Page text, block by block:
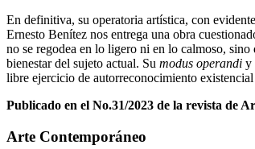
En definitiva, su operatoria artística, con
Ernesto Benítez nos entrega una obra
no se regodea en lo ligero ni en lo calmoso,
bienestar del sujeto actual. Su modus operandi y
libre ejercicio de autorreconocimiento
Publicado en el No.31/2023 de la revista de
Arte Contemporáneo